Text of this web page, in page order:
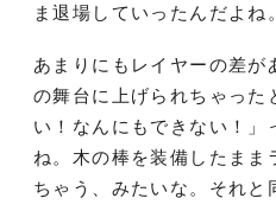
ま退場していったんだよね。
あまりにもレイヤーの差が
の舞台に上げられちゃった
い！なんにもできない！」
ね。木の棒を装備したまま
ちゃう、みたいな。それと